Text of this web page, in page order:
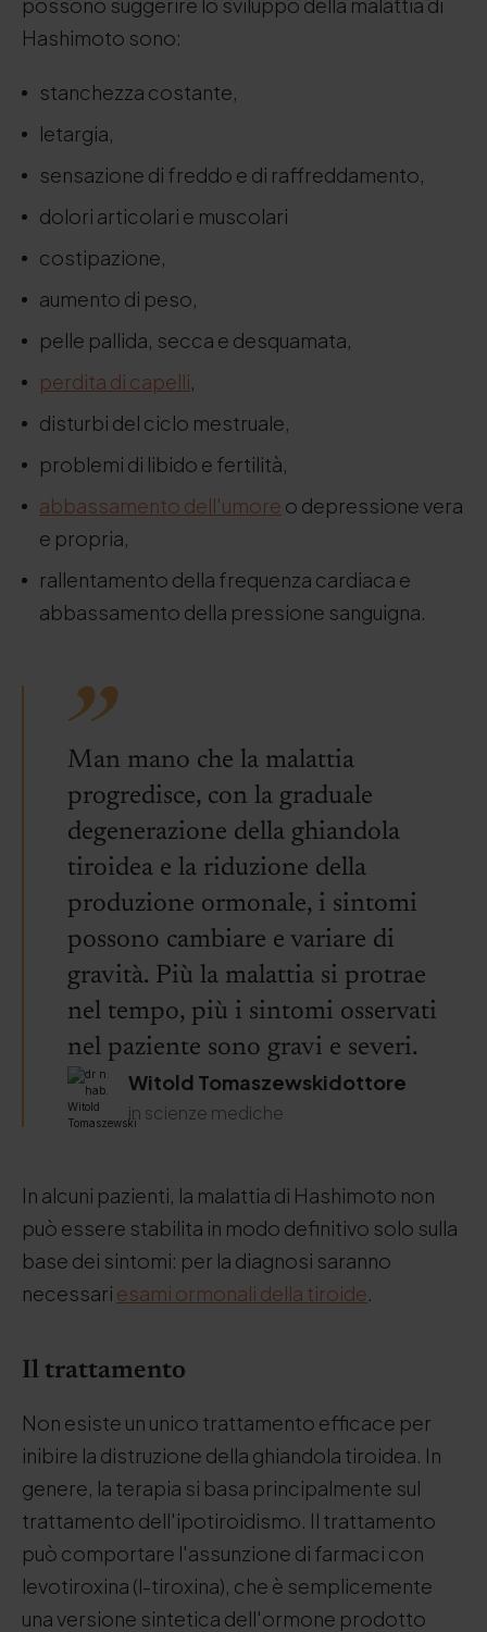
Hashimoto sono:
stanchezza costante,
letargia,
sensazione di freddo e di raffreddamento,
dolori articolari e muscolari
costipazione,
aumento di peso,
pelle pallida, secca e desquamata,
perdita di capelli,
disturbi del ciclo mestruale,
problemi di libido e fertilità,
abbassamento dell'umore o depressione vera
e propria,
rallentamento della frequenza cardiaca e
abbassamento della pressione sanguigna.
Man mano che la malattia
progredisce, con la graduale
degenerazione della ghiandola
tiroidea e la riduzione della
produzione ormonale, i sintomi
possono cambiare e variare di
gravità. Più la malattia si protrae
nel tempo, più i sintomi osservati
nel paziente sono gravi e severi.
Witold Tomaszewskidottore
in scienze mediche
In alcuni pazienti, la malattia di Hashimoto non
può essere stabilita in modo definitivo solo sulla
base dei sintomi: per la diagnosi saranno
necessari esami ormonali della tiroide.
Il trattamento
Non esiste un unico trattamento efficace per
inibire la distruzione della ghiandola tiroidea. In
genere, la terapia si basa principalmente sul
trattamento dell'ipotiroidismo. Il trattamento
può comportare l'assunzione di farmaci con
levotiroxina (l-tiroxina), che è semplicemente
una versione sintetica dell'ormone prodotto